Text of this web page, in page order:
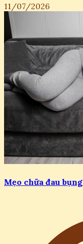
11/07/2026
Mẹo chữa đau